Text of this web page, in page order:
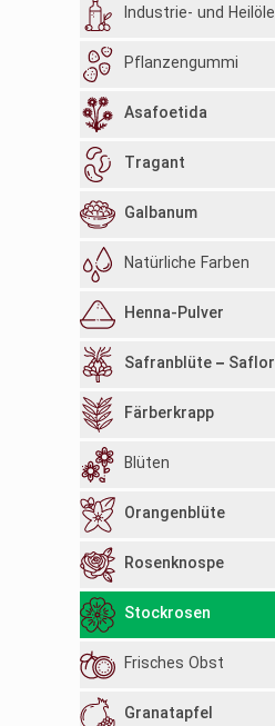
Industrie- und Heilöle
Pflanzengummi
Asafoetida
Tragant
Galbanum
Natürliche Farben
Henna-Pulver
Safranblüte – Saflor
Färberkrapp
Blüten
Orangenblüte
Rosenknospe
Stockrosen
Frisches Obst
Granatapfel